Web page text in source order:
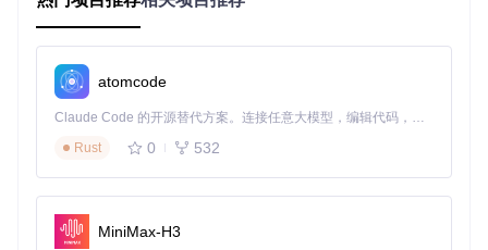
启动ComfyUI并加载工作流文件
cd Qwen-Edit-2509-Multiple-angles
CUDA 11.7以上环境，模型文件总大小约8GB，建议预留
至少20GB存储空间。
atomcode
Claude Code 的开源替代方案。连接任意大模型，编辑代码，运行命令，自动验证 — 全自动执行。用 Rust 构建，极致性能。 ｜ An open-source alternative to Claude Code. Connect any LLM, edit code, run commands, and verify changes — autonomously. Built in Rust for speed. Get Started
Rust
0 532
MiniMax-H3